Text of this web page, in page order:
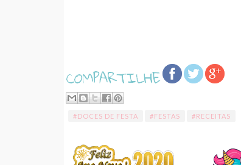
#DOCES DE FESTA #FESTAS #RECEITAS